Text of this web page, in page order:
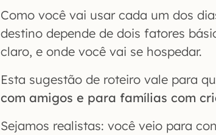
Como você vai usar cada um dos
destino depende de dois fatores
claro, e onde você vai se hospedar.
Esta sugestão de roteiro vale para
com amigos e para famílias com
Sejamos realistas: você veio para